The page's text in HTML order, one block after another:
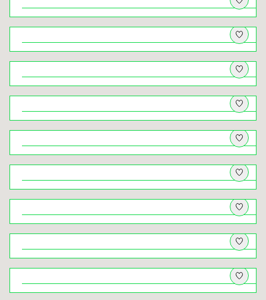
Architektki. Herstorie budynków
zaprojektowanych przez kobiety
Niezwykłe Jezioro Rożnowskie
Z psem w krainę wapiennych skał –
wędrówka dookoła Nielepic i przez
Dolinę Brzoskwinki
Nowy Sącz – między rzekami, między
dawniej a dziś
Z psem na Lubomir, Łysinę i Trzy
Kopce. I panorama, po którą wraca się
jak po oddech
Natura pod dachem – przyrodniczy
Kraków na niepogodę
Świat ukryty ‒ krużganki klasztorów
krakowskich
Kryminalny Kraków (18+). Spacer
tropem najsłynniejszych zbrodni w
dziejach miasta